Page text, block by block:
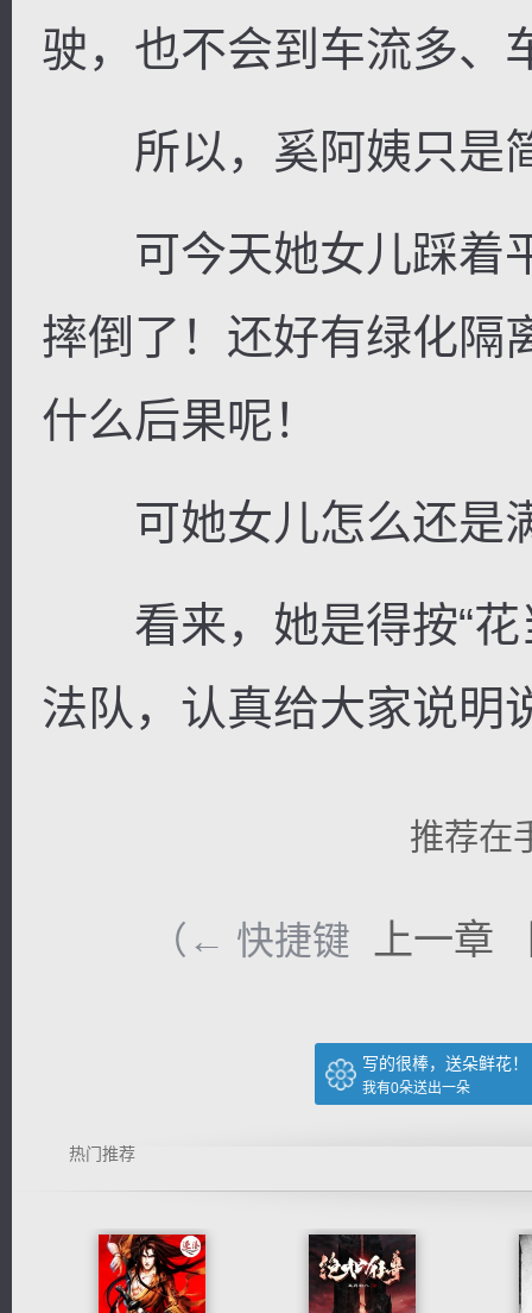
驶，也不会到车流多、
所以，奚阿姨只是
可今天她女儿踩着
摔倒了！还好有绿化隔
什么后果呢！
可她女儿怎么还是
看来，她是得按“花
法队，认真给大家说明
推荐在
（← 快捷键 上一章
写的很棒，送朵鲜花！
我有0朵送出一朵
热门推荐